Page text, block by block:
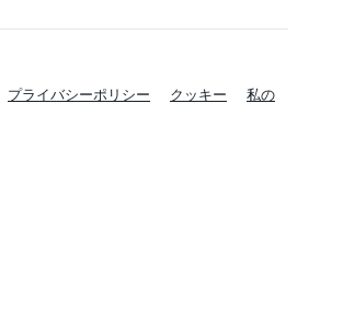
プライバシーポリシー クッキー 私の